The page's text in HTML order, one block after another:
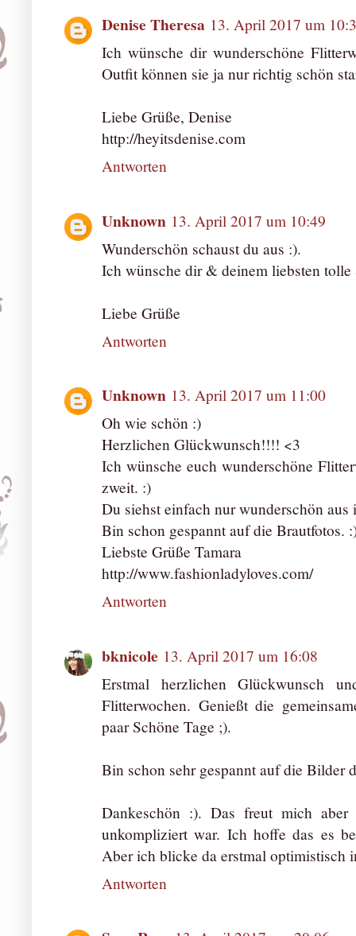
Denise Theresa 13. April 2017 um
Ich wünsche dir wunderschöne
Outfit können sie ja nur richtig schön
Liebe Grüße, Denise
http://heyitsdenise.com
Antworten
Unknown 13. April 2017 um 10:49
Wunderschön schaust du aus :).
Ich wünsche dir & deinem liebsten
Liebe Grüße
Antworten
Unknown 13. April 2017 um 11:00
Oh wie schön :)
Herzlichen Glückwunsch!!!! <3
Ich wünsche euch wunderschöne
zweit. :)
Du siehst einfach nur wunderschön
Bin schon gespannt auf die Brautfotos.
Liebste Grüße Tamara
http://www.fashionladyloves.com/
Antworten
bknicole 13. April 2017 um 16:08
Erstmal herzlichen Glückwunsch
Flitterwochen. Genießt die
paar Schöne Tage ;).
Bin schon sehr gespannt auf die Bilder
Dankeschön :). Das freut mich
unkompliziert war. Ich hoffe das es
Aber ich blicke da erstmal optimistisch
Antworten